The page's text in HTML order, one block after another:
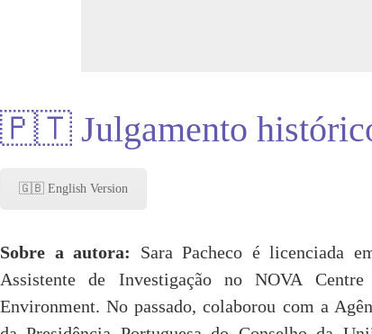
🇵🇹 Julgamento
🇬🇧 English Version
Sobre a autora: Sara Pacheco é licenciada
Assistente de Investigação no NOVA
Environment. No passado, colaborou com a